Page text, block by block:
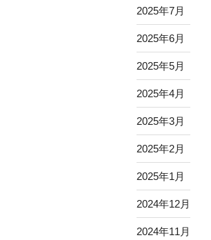
2025年7月
2025年6月
2025年5月
2025年4月
2025年3月
2025年2月
2025年1月
2024年12月
2024年11月